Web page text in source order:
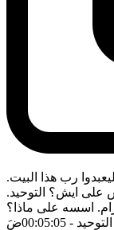
رب هذا البيت.
على ايش؟ التوحيد.
اسسه على ماذا؟
- 00:05:05 ضَ